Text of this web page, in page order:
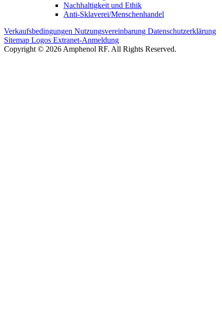
Nachhaltigkeit und Ethik
Anti-Sklaverei/Menschenhandel
Verkaufsbedingungen Nutzungsvereinbarung Datenschutzerklärung
Sitemap Logos Extranet-Anmeldung
Copyright © 2026 Amphenol RF. All Rights Reserved.